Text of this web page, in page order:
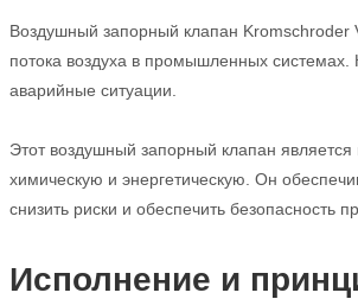
Воздушный запорный клапан Kromschroder
потока воздуха в промышленных
аварийные ситуации.
Этот воздушный запорный клапан
химическую и энергетическую. Он
снизить риски и обеспечить безопасность
Исполнение и